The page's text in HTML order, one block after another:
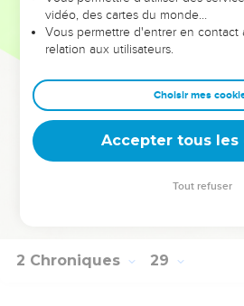
et se fit faire des autels à tous les
Dans chacune des villes de Juda,
pour offrir des parfums à d'autres
le Dieu de ses ancêtres.
Le reste de ses actes, des
qu’il a fait est décrit dans les
d'Israël.
Achaz se coucha avec ses
2 Chroniques 29
vidéo, des cartes du monde…
Vous permettre d'entrer en contact
relation aux utilisateurs.
Choisir mes
Accepter tous les
Tout refuser